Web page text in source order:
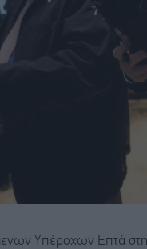
Υπέροχων Επτά στη